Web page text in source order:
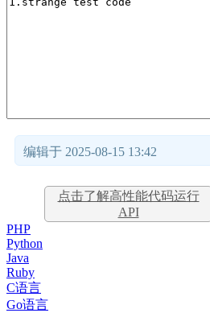
编辑于 2025-08-15 13:42
点击了解高性能代码运行
API
PHP
Python
Java
Ruby
C语言
Go语言